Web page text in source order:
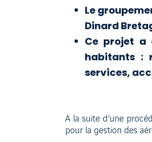
Le
Dinard
Ce projet a
habitants :
services,
A la suite d’une
pour la gestion des